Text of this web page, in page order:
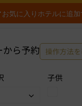
お気に入りホテルに追加
から予約 操作方法
子供